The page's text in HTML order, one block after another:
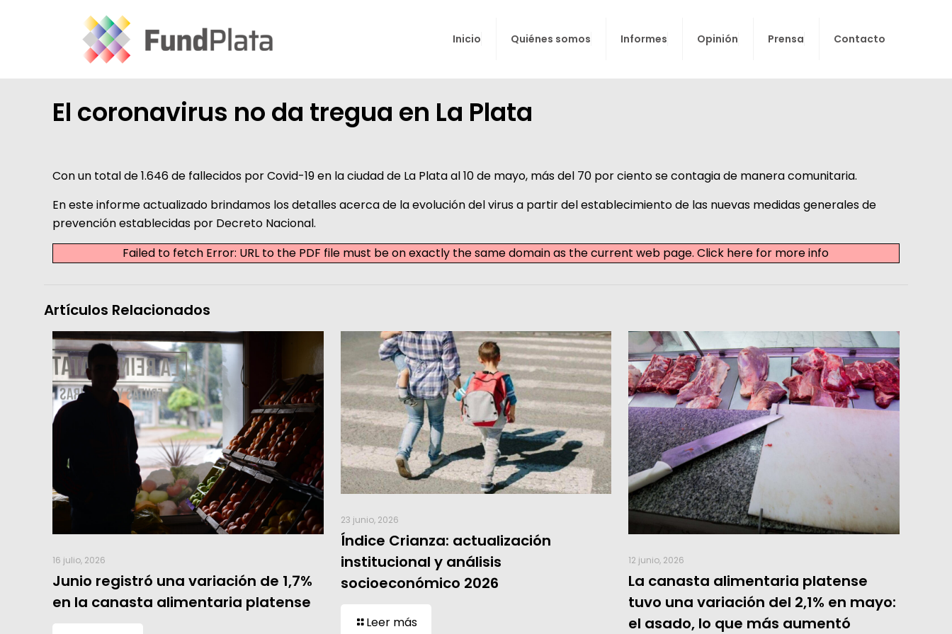
Inicio Quiénes somos Informes Opinión Prensa Contacto
El coronavirus no da tregua en La Plata
Con un total de 1.646 de fallecidos por Covid-19 en la ciudad de La Plata al 10 de mayo, más del 70 por ciento se contagia de manera comunitaria.
En este informe actualizado brindamos los detalles acerca de la evolución del virus a partir del establecimiento de las nuevas medidas generales de
prevención establecidas por Decreto Nacional.
Failed to fetch Error: URL to the PDF file must be on exactly the same domain as the current web page.Click here for more info
Artículos Relacionados
16 julio, 2026
Junio registró una variación de 1,7%
en la canasta alimentaria platense
23 junio, 2026
Índice Crianza: actualización
institucional y análisis
socioeconómico 2026
Leer más
12 junio, 2026
La canasta alimentaria platense
tuvo una variación del 2,1% en mayo:
el asado, lo que más aumentó